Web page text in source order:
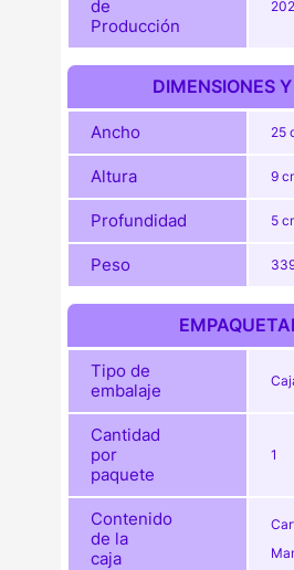
de
Producción
DIMENSIONES
Ancho 25
Altura 9
Profundidad 5
Peso
Tipo de
embalaje
Cantidad
por
paquete
1
Contenido
de la
caja